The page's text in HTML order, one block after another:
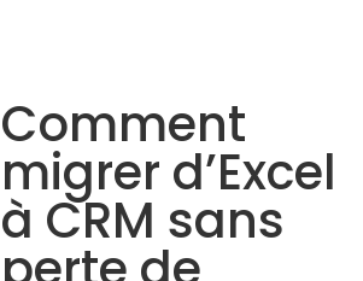
Comment
migrer d’Excel
à CRM sans